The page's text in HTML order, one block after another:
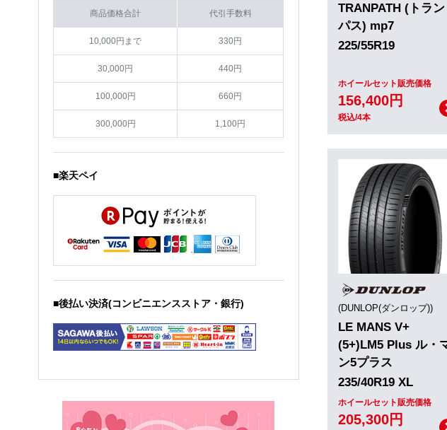
商品価格合計 代引手数料
10,000円まで 330円
30,000円 440円
100,000円 660円
300,000円 1,100円
■楽天ペイ
■後払い決済(コンビニエンスストア・銀行)
TRANPATH (トラン
パス) mp7
225/55R19
ホイールセット販売価格
156,400円
税込/4本
(DUNLOP(ダンロップ))
LE MANS V+
(5+)LM5 Plus ル・
ン5プラス
235/40R19 XL
ホイールセット販売価格
205,300円